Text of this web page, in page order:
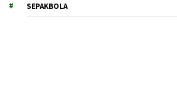
SEPAKBOLA